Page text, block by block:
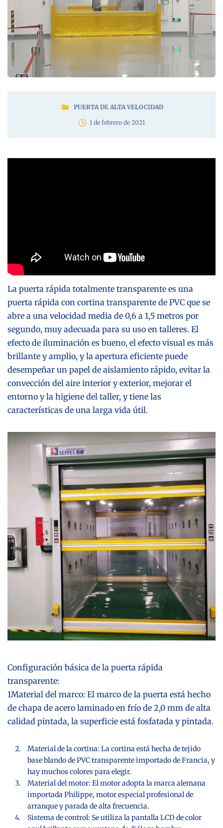
PUERTA DE ALTA VELOCIDAD
1 de febrero de 2021
La puerta rápida totalmente transparente es una
puerta rápida con cortina transparente de PVC que se
abre a una velocidad media de 0,6 a 1,5 metros por
segundo, muy adecuada para su uso en talleres. El
efecto de iluminación es bueno, el efecto visual es más
brillante y amplio, y la apertura eficiente puede
desempeñar un papel de aislamiento rápido, evitar la
convección del aire interior y exterior, mejorar el
entorno y la higiene del taller, y tiene las
características de una larga vida útil.
Configuración básica de la puerta rápida
transparente:
1Material del marco: El marco de la puerta está hecho
de chapa de acero laminado en frío de 2,0 mm de alta
calidad pintada, la superficie está fosfatada y pintada.
Material de la cortina: La cortina está hecha de tejido
base blando de PVC transparente importado de Francia, y
hay muchos colores para elegir.
Material del motor: El motor adopta la marca alemana
importada Philippe, motor especial profesional de
arranque y parada de alta frecuencia.
Sistema de control: Se utiliza la pantalla LCD de color